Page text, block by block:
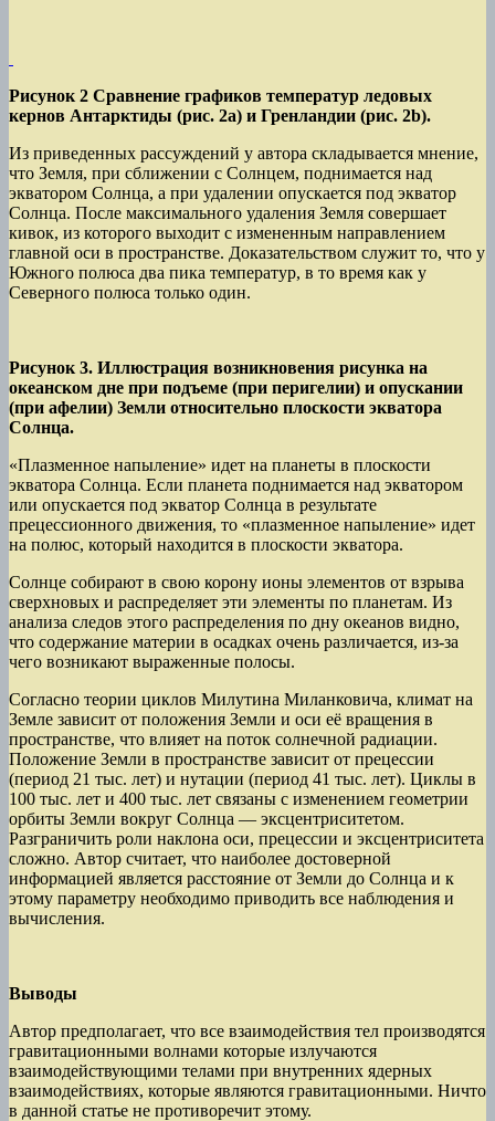
Рисунок 2 Сравнение графиков температур ледовых
кернов Антарктиды (рис. 2а) и Гренландии (рис. 2b).
Из приведенных рассуждений у автора складывается мнение,
что Земля, при сближении с Солнцем, поднимается над
экватором Солнца, а при удалении опускается под экватор
Солнца. После максимального удаления Земля совершает
кивок, из которого выходит с измененным направлением
главной оси в пространстве. Доказательством служит то, что у
Южного полюса два пика температур, в то время как у
Северного полюса только один.
Рисунок 3. Иллюстрация возникновения рисунка на
океанском дне при подъеме (при перигелии) и опускании
(при афелии) Земли относительно плоскости экватора
Солнца.
«Плазменное напыление» идет на планеты в плоскости
экватора Солнца. Если планета поднимается над экватором
или опускается под экватор Солнца в результате
прецессионного движения, то «плазменное напыление» идет
на полюс, который находится в плоскости экватора.
Солнце собирают в свою корону ионы элементов от взрыва
сверхновых и распределяет эти элементы по планетам. Из
анализа следов этого распределения по дну океанов видно,
что содержание материи в осадках очень различается, из-за
чего возникают выраженные полосы.
Согласно теории циклов Милутина Миланковича, климат на
Земле зависит от положения Земли и оси её вращения в
пространстве, что влияет на поток солнечной радиации.
Положение Земли в пространстве зависит от прецессии
(период 21 тыс. лет) и нутации (период 41 тыс. лет). Циклы в
100 тыс. лет и 400 тыс. лет связаны с изменением геометрии
орбиты Земли вокруг Солнца — эксцентриситетом.
Разграничить роли наклона оси, прецессии и эксцентриситета
сложно. Автор считает, что наиболее достоверной
информацией является расстояние от Земли до Солнца и к
этому параметру необходимо приводить все наблюдения и
вычисления.
Выводы
Автор предполагает, что все взаимодействия тел производятся
гравитационными волнами которые излучаются
взаимодействующими телами при внутренних ядерных
взаимодействиях, которые являются гравитационными. Ничто
в данной статье не противоречит этому.